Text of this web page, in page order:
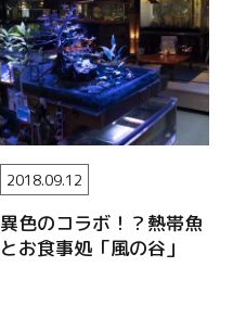
異色のコラボ！？熱帯魚
とお食事処「風の谷」
2018.09.12